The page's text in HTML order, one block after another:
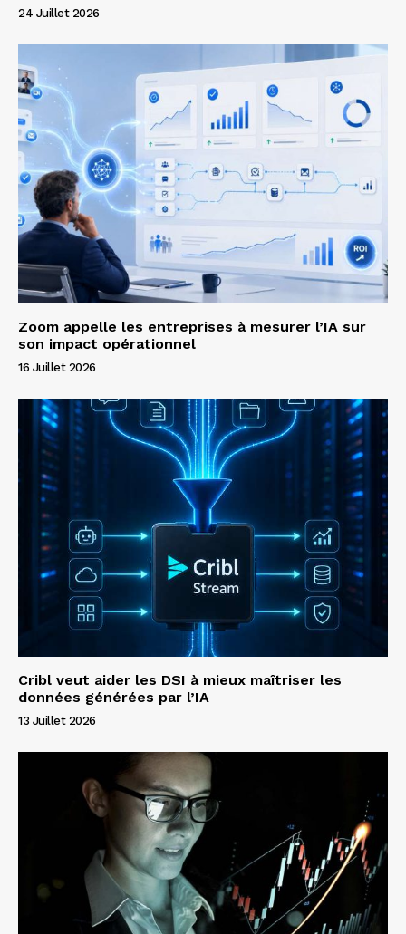
24 Juillet 2026
Zoom appelle les entreprises à mesurer l’IA sur
son impact opérationnel
16 Juillet 2026
Cribl veut aider les DSI à mieux maîtriser les
données générées par l’IA
13 Juillet 2026